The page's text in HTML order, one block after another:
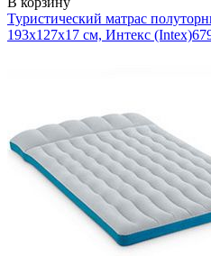
Туристический матрас
193х127х17 см, Интекс (Intex)